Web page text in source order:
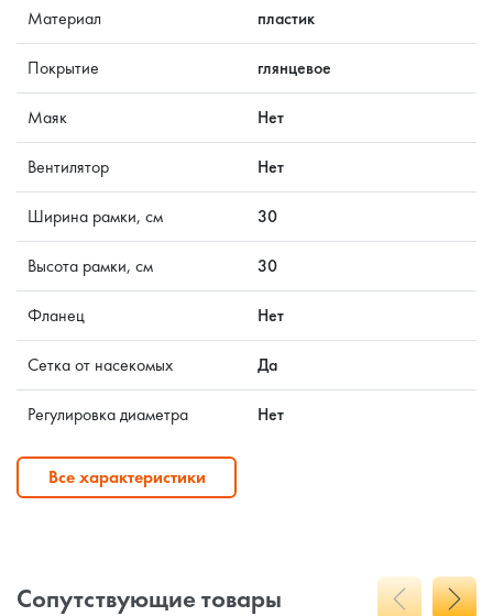
Материал пластик
Покрытие глянцевое
Маяк Нет
Вентилятор Нет
Ширина рамки, см 30
Высота рамки, см 30
Фланец Нет
Сетка от насекомых Да
Регулировка диаметра Нет
Все характеристики
Сопутствующие товары